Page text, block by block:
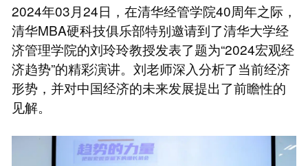
2024年03月24日，在清华经管学院40周年之际，
清华MBA硬科技俱乐部特别邀请到了清华大学经
济管理学院的刘玲玲教授发表了题为“2024宏观经
济趋势”的精彩演讲。刘老师深入分析了当前经济
形势，并对中国经济的未来发展提出了前瞻性的
见解。